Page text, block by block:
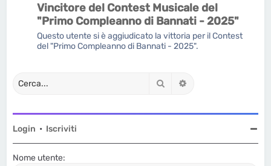
Vincitore del Contest Musicale del
"Primo Compleanno di Bannati - 2025"
Questo utente si è aggiudicato la vittoria per il Contest
del "Primo Compleanno di Bannati - 2025".
Cerca
Login • Iscriviti
Nome utente: